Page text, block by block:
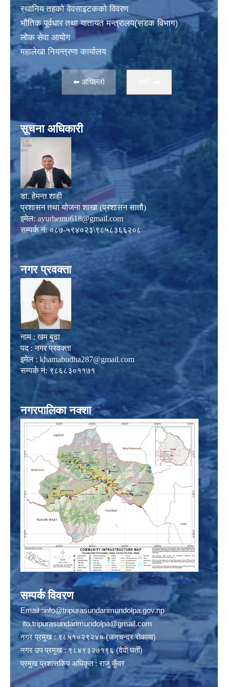
स्थानिय तहकाे वेवसाइटककाे विवरण
भाैतिक पूर्वधार तथा यातायत मन्त्रालय(सडक विभाग)
लाेक सेवा आयोग
महालेखा नियन्त्रणा कार्यालय
⬅️ अघिल्लो
सूचना अधिकारी
डा. हेमन्त शाही
प्रशासन तथा योजना शाखा (प्रशासन सातौ)
इमेल: ayurhemu618@gmail.com
सम्पर्क नं: ०८७-५९४०२३\९८५८३६६२०८
नगर प्रवक्ता
नाम : खम बुढा
पद : नगर प्रवक्ता
इमेल : khamabudha287@gmail.com
सम्पर्क नं: ९८६८३०११७१
नगरपालिका नक्शा
सम्पर्क विवरण
Email :info@tripurasundarimundolpa.gov.np
ito.tripurasundarimundolpa@gmail.com
नगर प्रमुख : ९८५१०२९२४० (जनचन्द्र रोकाया)
नगर उप प्रमुख : ९८४९३२७१९६ (देवी घर्ती)
प्रमुख प्रशासकिय अधिकृत : राजु कुँवर